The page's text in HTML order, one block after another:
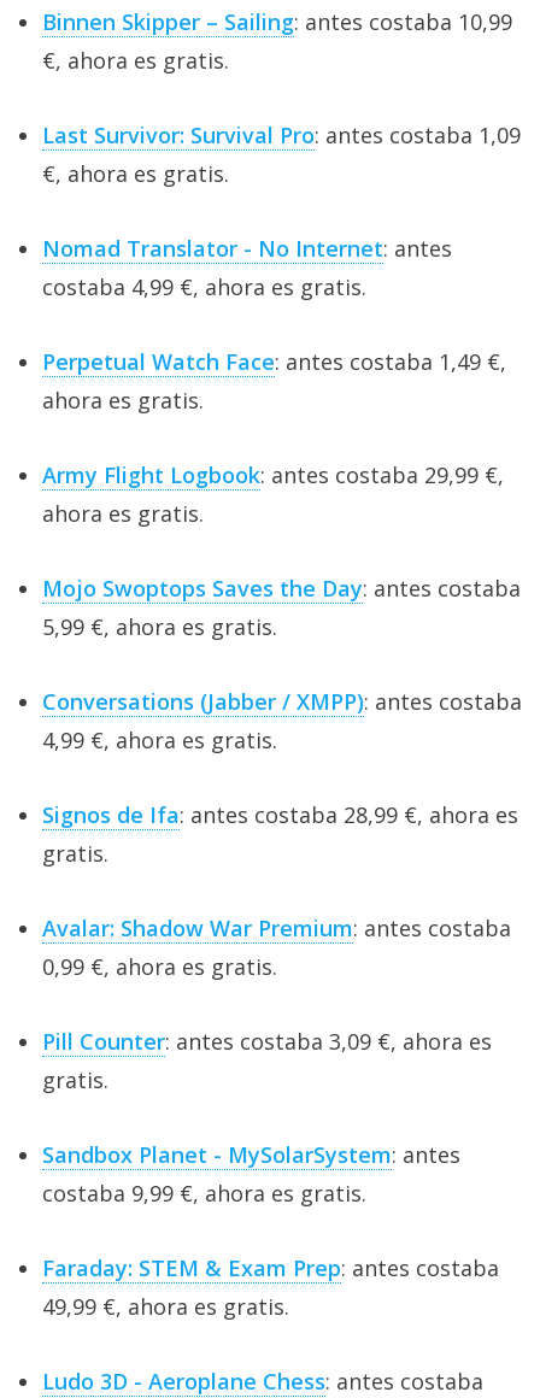
Binnen Skipper – Sailing: antes costaba 10,99
€, ahora es gratis.
Last Survivor: Survival Pro: antes costaba 1,09
€, ahora es gratis.
Nomad Translator - No Internet: antes
costaba 4,99 €, ahora es gratis.
Perpetual Watch Face: antes costaba 1,49 €,
ahora es gratis.
Army Flight Logbook: antes costaba 29,99 €,
ahora es gratis.
Mojo Swoptops Saves the Day: antes costaba
5,99 €, ahora es gratis.
Conversations (Jabber / XMPP): antes costaba
4,99 €, ahora es gratis.
Signos de Ifa: antes costaba 28,99 €, ahora es
gratis.
Avalar: Shadow War Premium: antes costaba
0,99 €, ahora es gratis.
Pill Counter: antes costaba 3,09 €, ahora es
gratis.
Sandbox Planet - MySolarSystem: antes
costaba 9,99 €, ahora es gratis.
Faraday: STEM & Exam Prep: antes costaba
49,99 €, ahora es gratis.
Ludo 3D - Aeroplane Chess: antes costaba